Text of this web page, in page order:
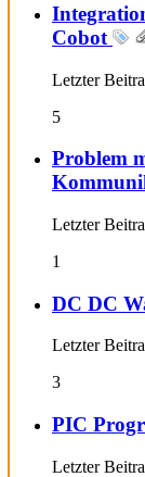
Cobot
Letzter
5
Problem
Letzter
1
DC DC
Letzter
3
PIC
Letzter